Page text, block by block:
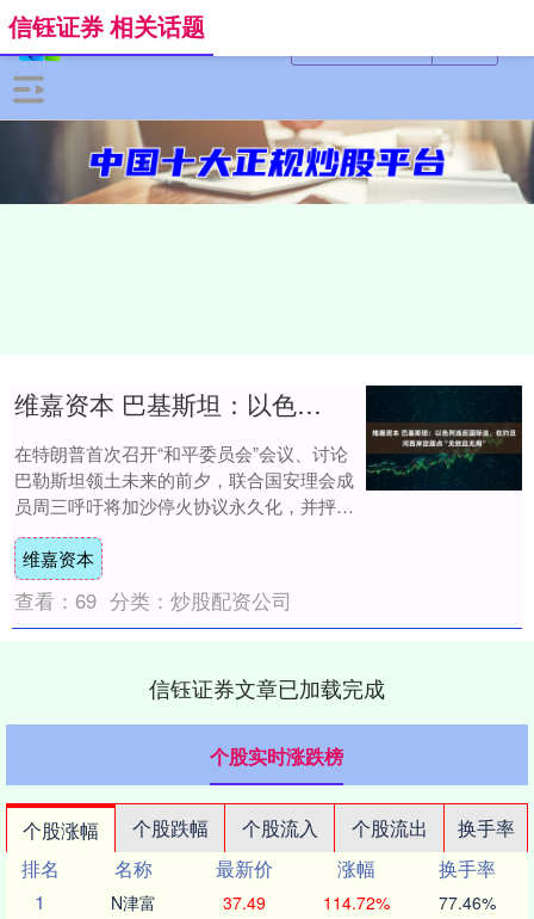
信钰证券 相关话题
维嘉资本 巴基斯坦：以色列违反国际法，在约旦河西岸定居点“无效且无用”
在特朗普首次召开“和平委员会”会议、讨论
巴勒斯坦领土未来的前夕，联合国安理会成
员周三呼吁将加沙停火协议永久化，并抨击
以色列扩大在约旦河西岸控制的努力，称此
举威胁....
维嘉资本
查看： 69 分类： 炒股配资公司
信钰证券文章已加载完成
个股实时涨跌榜
个股涨幅 个股跌幅 个股流入 个股流出
换手率
排名
名称 最新价 涨幅
换手率
1
N津富 37.49 114.72% 77.46%